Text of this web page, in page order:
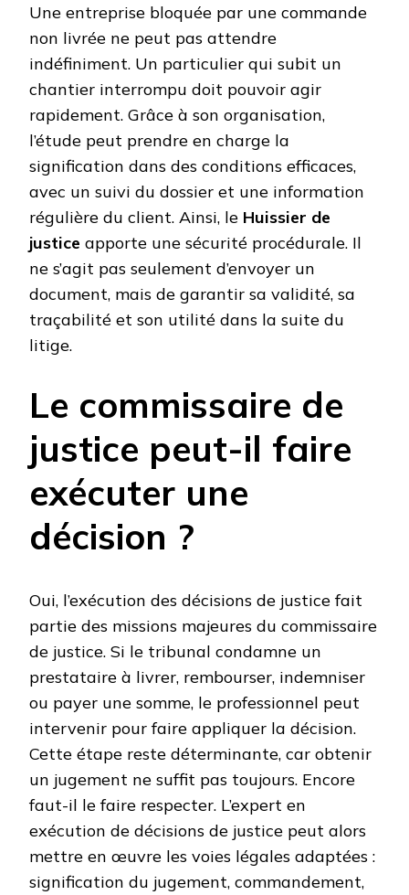
Une entreprise bloquée par une commande
non livrée ne peut pas attendre
indéfiniment. Un particulier qui subit un
chantier interrompu doit pouvoir agir
rapidement. Grâce à son organisation,
l’étude peut prendre en charge la
signification dans des conditions efficaces,
avec un suivi du dossier et une information
régulière du client. Ainsi, le Huissier de
justice apporte une sécurité procédurale. Il
ne s’agit pas seulement d’envoyer un
document, mais de garantir sa validité, sa
traçabilité et son utilité dans la suite du
litige.
Le commissaire de
justice peut-il faire
exécuter une
décision ?
Oui, l’exécution des décisions de justice fait
partie des missions majeures du commissaire
de justice. Si le tribunal condamne un
prestataire à livrer, rembourser, indemniser
ou payer une somme, le professionnel peut
intervenir pour faire appliquer la décision.
Cette étape reste déterminante, car obtenir
un jugement ne suffit pas toujours. Encore
faut-il le faire respecter. L’expert en
exécution de décisions de justice peut alors
mettre en œuvre les voies légales adaptées :
signification du jugement, commandement,